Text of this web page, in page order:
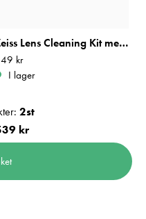
Zeiss Lens Cleaning Kit med Blåsbälg
: 549 kr
kr
I lager
2st
kr